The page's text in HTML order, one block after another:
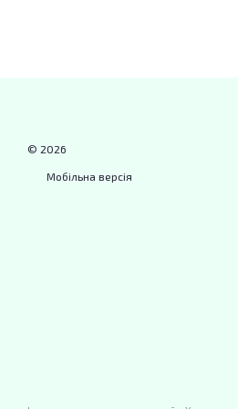
© 2026
Мобільна версія